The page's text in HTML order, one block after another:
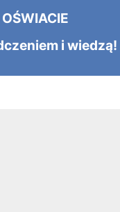
i wiedzą!